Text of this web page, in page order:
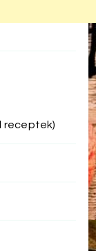
receptek)